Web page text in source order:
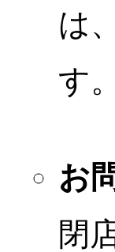
は
す。
お
閉